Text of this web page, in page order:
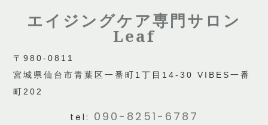
エイジングケア専門サロン
Leaf
〒980-0811
宮城県仙台市青葉区一番町1丁目14-30 VIBES一番
町202
tel: 090-8251-6787